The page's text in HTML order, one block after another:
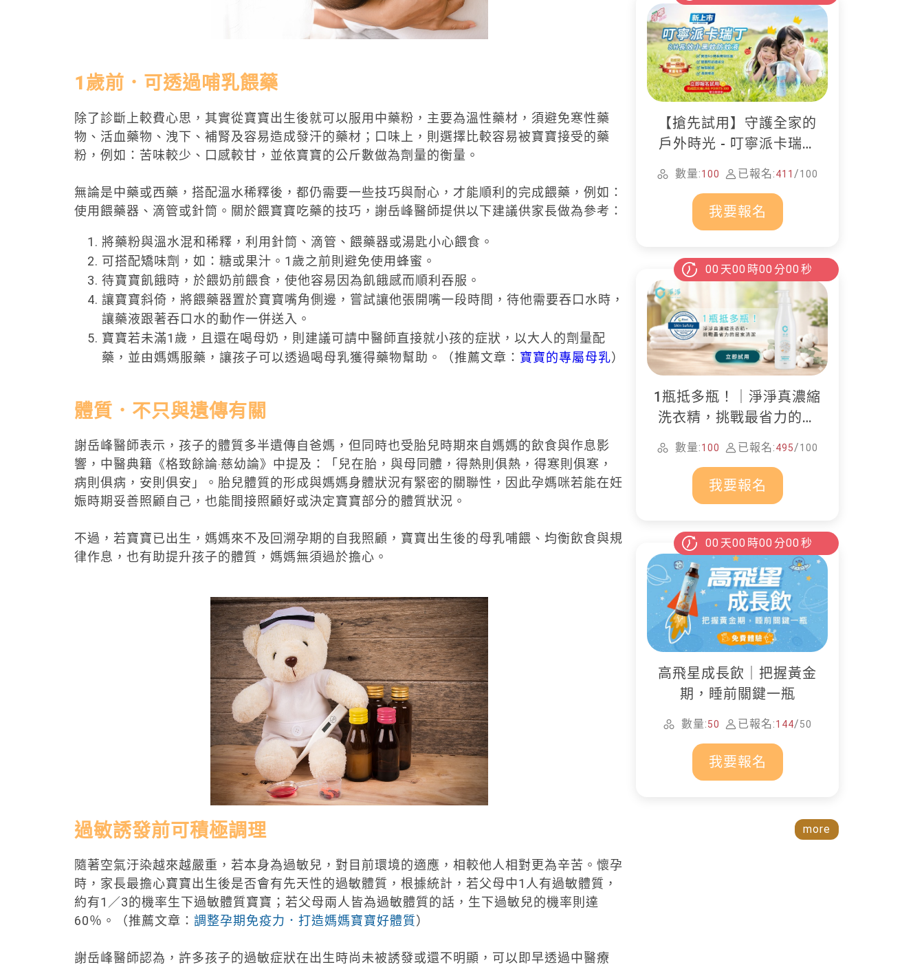
1歲前．可透過哺乳餵藥
除了診斷上較費心思，其實從寶寶出生後就可以服用中藥粉，主要為溫性藥材，須避免寒性藥
物、活血藥物、洩下、補腎及容易造成發汗的藥材；口味上，則選擇比較容易被寶寶接受的藥
粉，例如：苦味較少、口感較甘，並依寶寶的公斤數做為劑量的衡量。
無論是中藥或西藥，搭配溫水稀釋後，都仍需要一些技巧與耐心，才能順利的完成餵藥，例如：
使用餵藥器、滴管或針筒。關於餵寶寶吃藥的技巧，謝岳峰醫師提供以下建議供家長做為參考：
將藥粉與溫水混和稀釋，利用針筒、滴管、餵藥器或湯匙小心餵食。
可搭配矯味劑，如：糖或果汁。1歲之前則避免使用蜂蜜。
待寶寶飢餓時，於餵奶前餵食，使他容易因為飢餓感而順利吞服。
讓寶寶斜倚，將餵藥器置於寶寶嘴角側邊，嘗試讓他張開嘴一段時間，待他需要吞口水時，
讓藥液跟著吞口水的動作一併送入。
寶寶若未滿1歲，且還在喝母奶，則建議可請中醫師直接就小孩的症狀，以大人的劑量配
藥，並由媽媽服藥，讓孩子可以透過喝母乳獲得藥物幫助。（推薦文章： 寶寶的專屬母乳）
體質．不只與遺傳有關
謝岳峰醫師表示，孩子的體質多半遺傳自爸媽，但同時也受胎兒時期來自媽媽的飲食與作息影
響，中醫典籍《格致餘論‧慈幼論》中提及：「兒在胎，與母同體，得熱則俱熱，得寒則俱寒，
病則俱病，安則俱安」。胎兒體質的形成與媽媽身體狀況有緊密的關聯性，因此孕媽咪若能在妊
娠時期妥善照顧自己，也能間接照顧好或決定寶寶部分的體質狀況。
不過，若寶寶已出生，媽媽來不及回溯孕期的自我照顧，寶寶出生後的母乳哺餵、均衡飲食與規
律作息，也有助提升孩子的體質，媽媽無須過於擔心。
過敏誘發前可積極調理
隨著空氣汙染越來越嚴重，若本身為過敏兒，對目前環境的適應，相較他人相對更為辛苦。懷孕
時，家長最擔心寶寶出生後是否會有先天性的過敏體質，根據統計，若父母中1人有過敏體質，
約有1／3的機率生下過敏體質寶寶；若父母兩人皆為過敏體質的話，生下過敏兒的機率則達
60％。（推薦文章： 調整孕期免疫力．打造媽媽寶寶好體質）
謝岳峰醫師認為，許多孩子的過敏症狀在出生時尚未被誘發或還不明顯，可以即早透過中醫療
【搶先試用】守護全家的
戶外時光 - 叮寧派卡瑞丁
防蚊液
數量:100 已報名:411 /100
我要報名
00 天00 時00 分00 秒
1瓶抵多瓶！｜淨淨真濃縮
洗衣精，挑戰最省力的居
家清潔
數量:100 已報名:495/100
我要報名
00 天00 時00 分00 秒
高飛星成長飲｜把握黃金
期，睡前關鍵一瓶
數量:50 已報名:144/50
我要報名
more